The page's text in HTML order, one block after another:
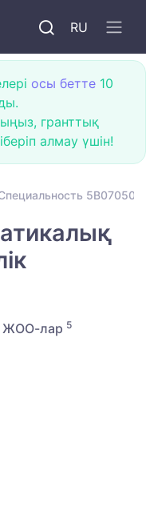
RU
осы бетте 10
гранттық
алмау үшін!
ЖОО-лар 5